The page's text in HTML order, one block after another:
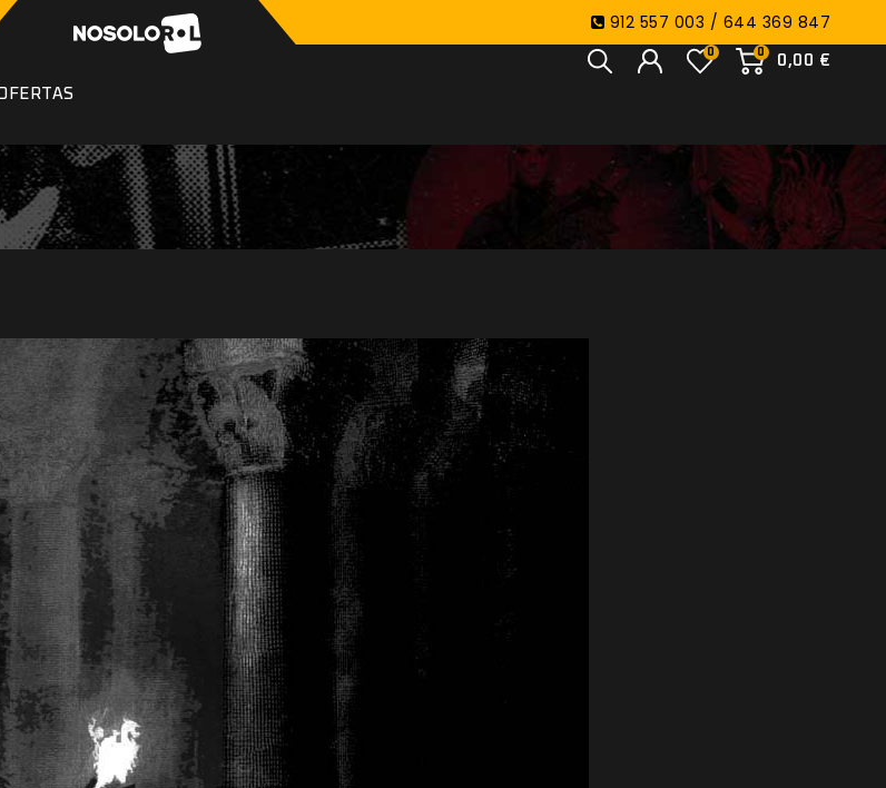
912 557 003 / 644 369 847
0
0,00 €
0